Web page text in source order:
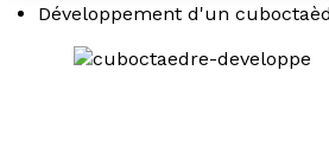
Développement d'un